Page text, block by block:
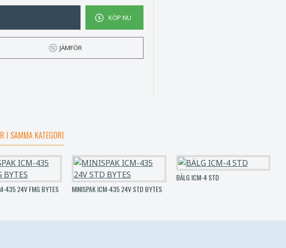
KÖP NU
JÄMFÖR
I SAMMA KATEGORI
435 24V FMG BYTES MINISPAK ICM-435 24V STD BYTES
BÄLG ICM-4 STD